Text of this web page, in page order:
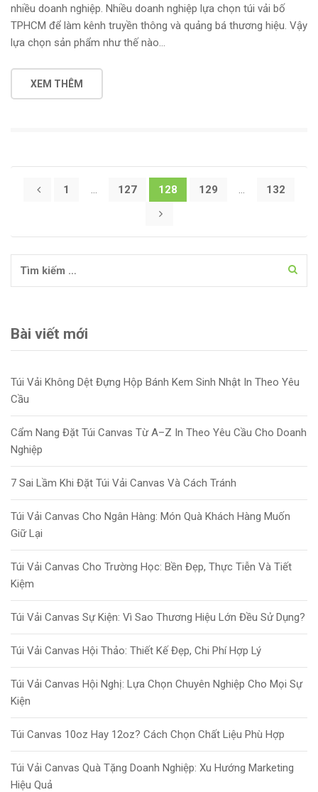
nhiều doanh nghiệp. Nhiều doanh nghiệp lựa chọn túi vải bố
TPHCM để làm kênh truyền thông và quảng bá thương hiệu. Vậy
lựa chọn sản phẩm như thế nào…
XEM THÊM
Điều hướng bài viết
1 … 127 128 129 … 132
Tìm kiếm cho:
Bài viết mới
Túi Vải Không Dệt Đựng Hộp Bánh Kem Sinh Nhật In Theo Yêu
Cầu
Cẩm Nang Đặt Túi Canvas Từ A–Z In Theo Yêu Cầu Cho Doanh
Nghiệp
7 Sai Lầm Khi Đặt Túi Vải Canvas Và Cách Tránh
Túi Vải Canvas Cho Ngân Hàng: Món Quà Khách Hàng Muốn
Giữ Lại
Túi Vải Canvas Cho Trường Học: Bền Đẹp, Thực Tiễn Và Tiết
Kiệm
Túi Vải Canvas Sự Kiện: Vì Sao Thương Hiệu Lớn Đều Sử Dụng?
Túi Vải Canvas Hội Thảo: Thiết Kế Đẹp, Chi Phí Hợp Lý
Túi Vải Canvas Hội Nghị: Lựa Chọn Chuyên Nghiệp Cho Mọi Sự
Kiện
Túi Canvas 10oz Hay 12oz? Cách Chọn Chất Liệu Phù Hợp
Túi Vải Canvas Quà Tặng Doanh Nghiệp: Xu Hướng Marketing
Hiệu Quả